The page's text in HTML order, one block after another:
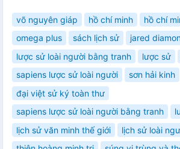
võ nguyên giáp hồ chí minh
hồ chí
omega plus
sách lịch sử
jared
lược sử loài người bằng tranh
lược sử
sapiens lược sử loài người
sơn hải kinh
đại việt sử ký toàn thư
sapiens lược sử loài người bằng tranh
lịch sử văn minh thế giới
lịch sử loài